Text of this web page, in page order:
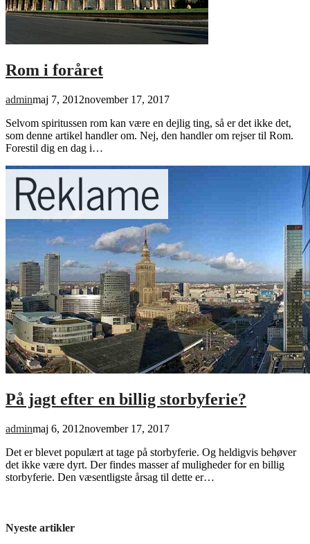
Rom i foråret
adminmaj 7, 2012november 17, 2017
Selvom spiritussen rom kan være en dejlig ting, så er det ikke det,
som denne artikel handler om. Nej, den handler om rejser til Rom.
Forestil dig en dag i…
På jagt efter en billig storbyferie?
adminmaj 6, 2012november 17, 2017
Det er blevet populært at tage på storbyferie. Og heldigvis behøver
det ikke være dyrt. Der findes masser af muligheder for en billig
storbyferie. Den væsentligste årsag til dette er…
Nyeste artikler